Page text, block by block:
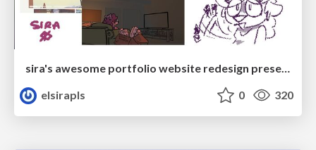
sira's awesome portfolio website redesign presentation
elsirapls
0 320